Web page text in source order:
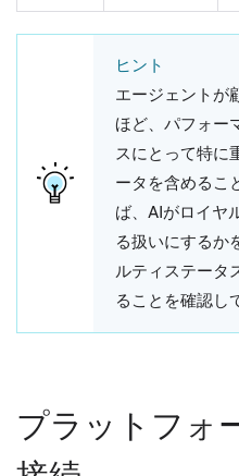
ヒント
エージェントが
ほど、パフォー
スにとって特に
ータを含めるこ
ば、AIがロイヤ
る扱いにするか
ルティステータ
ることを確認し
プラットフォ